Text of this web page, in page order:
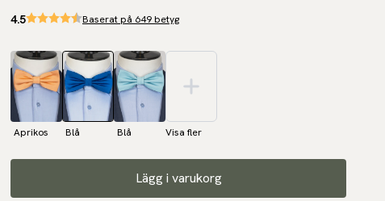
4.5 Baserat på 649 betyg
Aprikos Blå Blå Visa fler
Lägg i varukorg